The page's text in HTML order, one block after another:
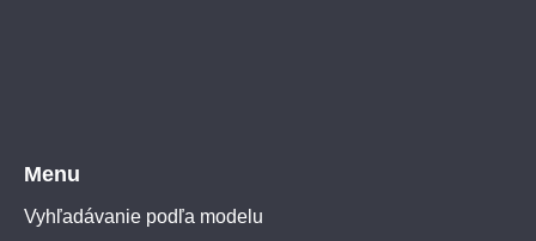
Menu
Vyhľadávanie podľa modelu